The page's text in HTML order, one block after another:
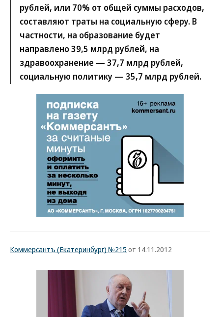
рублей, или 70% от общей суммы расходов,
составляют траты на социальную сферу. В
частности, на образование будет
направлено 39,5 млрд рублей, на
здравоохранение — 37,7 млрд рублей,
социальную политику — 35,7 млрд рублей.
Коммерсантъ (Екатеринбург) №215 от 14.11.2012